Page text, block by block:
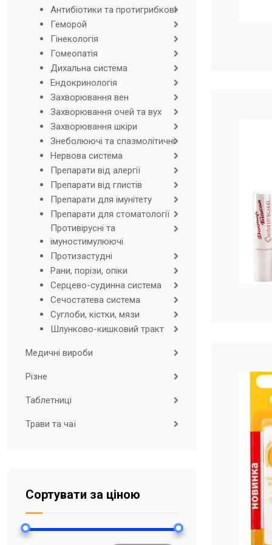
Антибіотики та протигрибкові
Геморой
Гінекологія
Гомеопатія
Дихальна система
Ендокринологія
Захворювання вен
Захворювання очей та вух
Захворювання шкіри
Знеболюючі та спазмолітичні
Нервова система
Препарати від алергії
Препарати від глистів
Препарати для імунітету
Препарати для стоматології
Противірусні та
імуностимулюючі
Протизастудні
Рани, порізи, опіки
Серцево-судинна система
Сечостатева система
Суглоби, кістки, мязи
Шлунково-кишковий тракт
Медичні вироби
Різне
Таблетниці
Трави та чаї
Сортувати за ціною